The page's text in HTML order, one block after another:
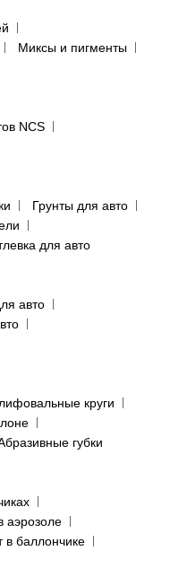
Миксы и пигменты
NCS
Грунты для авто
для авто
авто
круги
губки
аэрозоле
в баллончике